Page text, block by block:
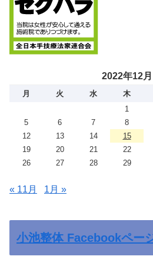
2022年12月
月 火 水 木
1
5
6 7 8
12
13 14 15
19
20 21 22
26
27 28 29
« 11月 1月 »
小池整体 Facebookペー